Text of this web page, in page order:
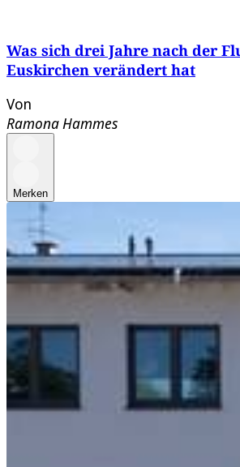
Was sich drei Jahre nach der
Euskirchen verändert hat
Von
Ramona Hammes
Merken